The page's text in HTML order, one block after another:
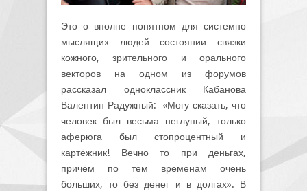
Это о вполне понятном для системно
мыслящих людей состоянии связки
кожного, зрительного и орального
векторов на одном из форумов
рассказал одноклассник Кабанова
Валентин Радужный: «Могу сказать, что
человек был весьма неглупый, только
аферюга был стопроцентный и
картёжник! Вечно то при деньгах,
причём по тем временам очень
больших, то без денег и в долгах». В